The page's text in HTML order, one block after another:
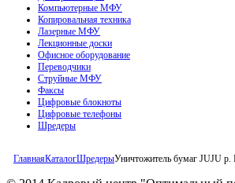
Компьютерные МФУ
Копировальная техника
Лазерные МФУ
Лекционные доски
Офисное оборудование
Переводчики
Струйные МФУ
Факсы
Цифровые блокноты
Цифровые телефоны
Шредеры
ГлавнаяКаталогШредерыУничтожитель бумаг JUJU p.